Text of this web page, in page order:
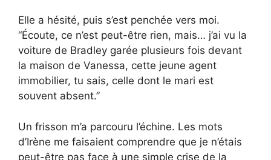
Elle a hésité, puis s’est penchée vers moi.
“Écoute, ce n’est peut-être rien, mais… j’ai vu la
voiture de Bradley garée plusieurs fois devant
la maison de Vanessa, cette jeune agent
immobilier, tu sais, celle dont le mari est
souvent absent.”
Un frisson m’a parcouru l’échine. Les mots
d’Irène me faisaient comprendre que je n’étais
peut-être pas face à une simple crise de la